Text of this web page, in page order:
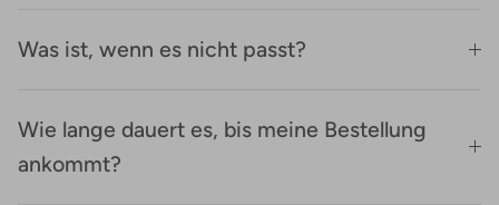
Was ist, wenn es nicht passt?
Wie lange dauert es, bis meine Bestellung
ankommt?